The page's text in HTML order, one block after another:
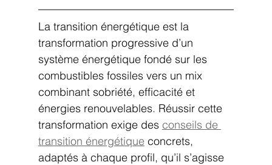
La transition énergétique est la
transformation progressive d’un
système énergétique fondé sur les
combustibles fossiles vers un mix
combinant sobriété, efficacité et
énergies renouvelables. Réussir cette
transformation exige des conseils de
transition énergétique concrets,
adaptés à chaque profil, qu’il s’agisse